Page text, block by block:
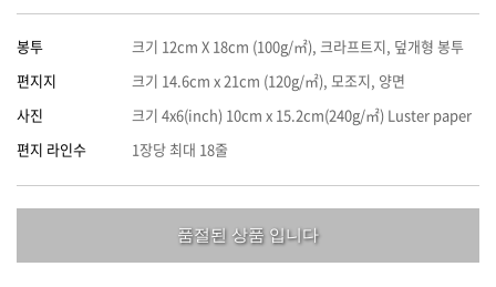
봉투
크기 12cm X 18cm (100g/㎡), 크라프트지, 덮개형 봉투
편지지
크기 14.6cm x 21cm (120g/㎡), 모조지, 양면
사진
크기 4x6(inch) 10cm x 15.2cm(240g/㎡) Luster paper
편지 라인수
1장당 최대 18줄
품절된 상품 입니다